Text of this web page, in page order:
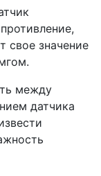
свое значение
между
датчика